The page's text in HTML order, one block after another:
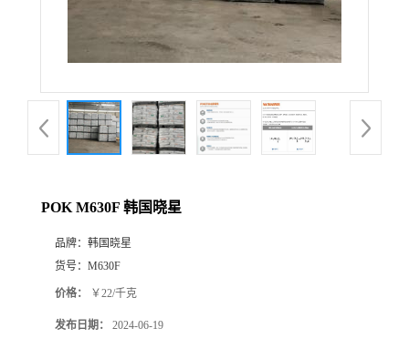
POK M630F 韩国晓星
品牌： 韩国晓星
货号： M630F
价格： ￥22/千克
发布日期： 2024-06-19